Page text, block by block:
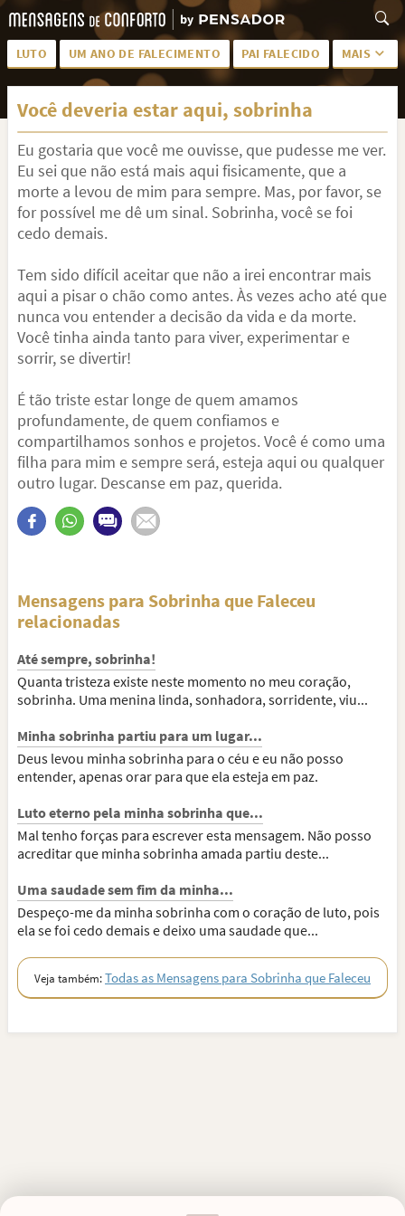
LUTO UM ANO DE FALECIMENTO PAI FALECIDO MAIS
LUTO PARA AMIGA PALAVRAS
PÊSAMES PARA AMIGA DESCANSE EM PAZ
MEUS SENTIMENTOS PÊSAMES PARA AMIGO
FRASES DE LUTO PARA AMIGO FIM DE NAMORO
Você deveria estar aqui, sobrinha
Eu gostaria que você me ouvisse, que pudesse me ver.
Eu sei que não está mais aqui fisicamente, que a
morte a levou de mim para sempre. Mas, por favor, se
for possível me dê um sinal. Sobrinha, você se foi
cedo demais.
Tem sido difícil aceitar que não a irei encontrar mais
aqui a pisar o chão como antes. Às vezes acho até que
nunca vou entender a decisão da vida e da morte.
Você tinha ainda tanto para viver, experimentar e
sorrir, se divertir!
É tão triste estar longe de quem amamos
profundamente, de quem confiamos e
compartilhamos sonhos e projetos. Você é como uma
filha para mim e sempre será, esteja aqui ou qualquer
outro lugar. Descanse em paz, querida.
Mensagens para Sobrinha que Faleceu
relacionadas
Até sempre, sobrinha!
Quanta tristeza existe neste momento no meu coração,
sobrinha. Uma menina linda, sonhadora, sorridente, viu...
Minha sobrinha partiu para um lugar...
Deus levou minha sobrinha para o céu e eu não posso
entender, apenas orar para que ela esteja em paz.
Luto eterno pela minha sobrinha que...
Mal tenho forças para escrever esta mensagem. Não posso
acreditar que minha sobrinha amada partiu deste...
Uma saudade sem fim da minha...
Despeço-me da minha sobrinha com o coração de luto, pois
ela se foi cedo demais e deixo uma saudade que...
Veja também:Todas as Mensagens para Sobrinha que Faleceu